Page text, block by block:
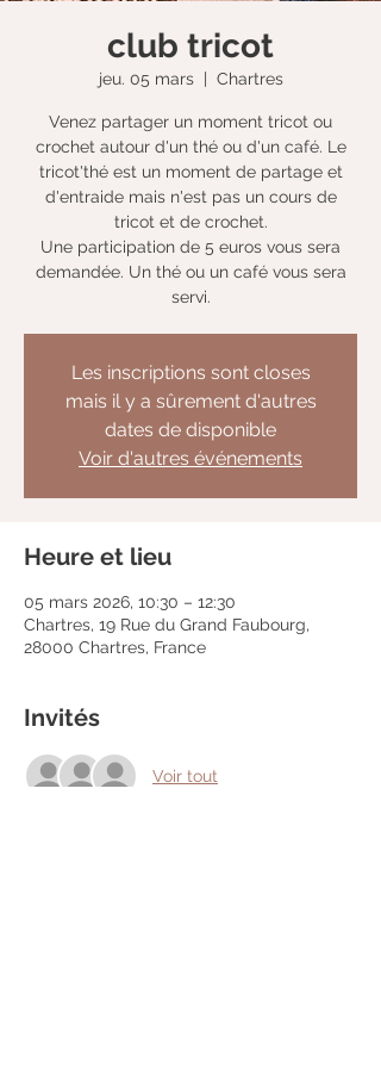
club tricot
jeu. 05 mars
  |
Chartres
Venez partager un moment tricot ou
crochet autour d'un thé ou d'un café. Le
tricot'thé est un moment de partage et
d'entraide mais n'est pas un cours de
tricot et de crochet.
Une participation de 5 euros vous sera
demandée. Un thé ou un café vous sera
servi.
Les inscriptions sont closes
mais il y a sûrement d'autres
dates de disponible
Voir d'autres événements
Heure et lieu
05 mars 2026, 10:30 – 12:30
Chartres, 19 Rue du Grand Faubourg,
28000 Chartres, France
Invités
Voir tout